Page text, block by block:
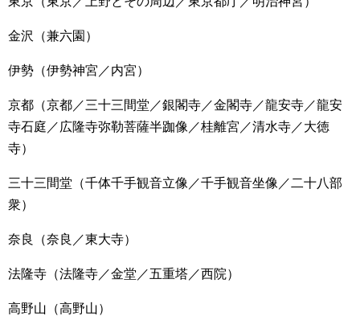
金沢（兼六園）
伊勢（伊勢神宮／内宮）
京都（京都／三十三間堂／銀閣寺／金閣寺／龍安寺／龍安
寺石庭／広隆寺弥勒菩薩半跏像／桂離宮／清水寺／大徳
寺）
三十三間堂（千体千手観音立像／千手観音坐像／二十八部
衆）
奈良（奈良／東大寺）
法隆寺（法隆寺／金堂／五重塔／西院）
高野山（高野山）